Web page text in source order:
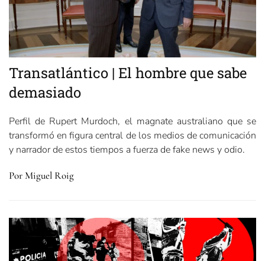
Transatlántico | El hombre que sabe
demasiado
Perfil de Rupert Murdoch, el magnate australiano que se
transformó en figura central de los medios de comunicación
y narrador de estos tiempos a fuerza de fake news y odio.
Por Miguel Roig